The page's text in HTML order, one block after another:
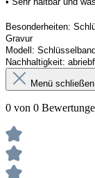
Besonderheiten:
Gravur
Modell: Schlüsselband
Nachhaltigkeit:
Menü schließen
0 von 0